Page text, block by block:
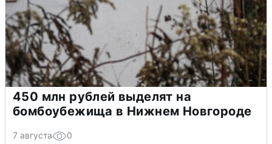
450 млн рублей выделят на
бомбоубежища в Нижнем Новгороде
7 августа 0